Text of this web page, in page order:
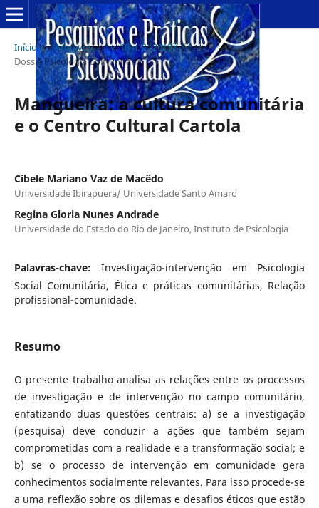
Início / Arquivos / v. 10 n. 2 (2015) /
Dossiê Psicologia Comunitária
Mangueira: a cultura comunitária
e o Centro Cultural Cartola
Cibele Mariano Vaz de Macêdo
Universidade Ibirapuera/ Universidade Santo Amaro
Regina Gloria Nunes Andrade
Universidade do Estado do Rio de Janeiro, Instituto de Psicologia
Palavras-chave:Investigação-intervenção em Psicologia
Social Comunitária, Ética e práticas comunitárias, Relação
profissional-comunidade.
Resumo
O presente trabalho analisa as relações entre os processos
de investigação e de intervenção no campo comunitário,
enfatizando duas questões centrais: a) se a investigação
(pesquisa) deve conduzir a ações que também sejam
comprometidas com a realidade e a transformação social; e
b) se o processo de intervenção em comunidade gera
conhecimentos socialmente relevantes. Para isso procede-se
a uma reflexão sobre os dilemas e desafios éticos que estão